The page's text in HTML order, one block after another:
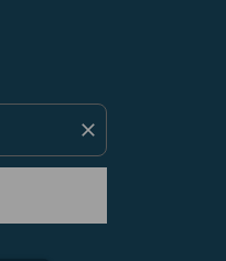
close